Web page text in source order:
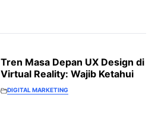
Tren Masa Depan UX Design di
Virtual Reality: Wajib Ketahui
DIGITAL MARKETING